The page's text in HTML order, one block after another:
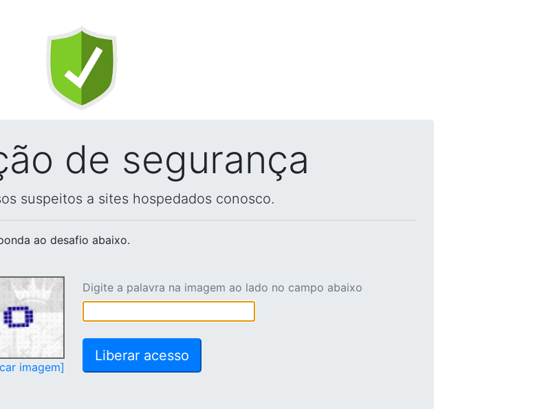
de segurança
suspeitos a sites hospedados conosco.
ao desafio abaixo.
imagem]
Digite a palavra na imagem ao lado no campo abaixo